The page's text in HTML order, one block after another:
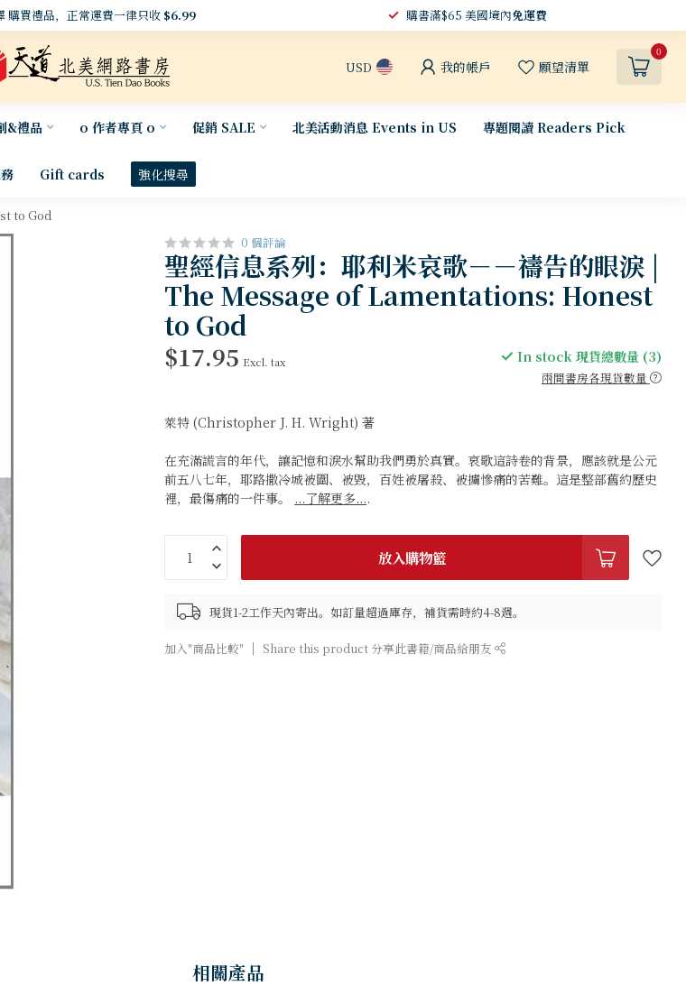
購買禮品，正常運費一律只收 $6.99 購書滿$65 美國境內免運費
USD 我的帳戶 願望清單
0
&禮品 o 作者專頁 o 促銷 SALE 北美活動消息 Events in US 專題閱讀 Readers Pick
Gift cards 強化搜尋
to God
0 個評論
聖經信息系列：耶利米哀歌－－禱告的眼淚 |
The Message of Lamentations: Honest
to God
$17.95 Excl. tax In stock 現貨總數量 (3)
兩間書房各現貨數量
萊特 (Christopher J. H. Wright) 著
在充滿謊言的年代，讓記憶和淚水幫助我們勇於真實。哀歌這詩卷的背景，應該就是公元
前五八七年，耶路撒冷城被圍、被毀，百姓被屠殺、被擄慘痛的苦難。這是整部舊約歷史
裡，最傷痛的一件事。 ...了解更多....
放入購物籃
現貨1-2工作天內寄出。如訂量超過庫存，補貨需時約4-8週。
加入"商品比較" Share this product 分享此書籍/商品給朋友
相關產品